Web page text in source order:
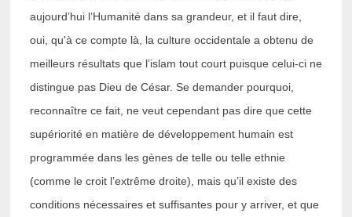
aujourd’hui l’Humanité dans sa grandeur, et il faut dire,
oui, qu'à ce compte là, la culture occidentale a obtenu de
meilleurs résultats que l’islam tout court puisque celui-ci ne
distingue pas Dieu de César. Se demander pourquoi,
reconnaître ce fait, ne veut cependant pas dire que cette
supériorité en matière de développement humain est
programmée dans les gènes de telle ou telle ethnie
(comme le croit l’extrême droite), mais qu’il existe des
conditions nécessaires et suffisantes pour y arriver, et que